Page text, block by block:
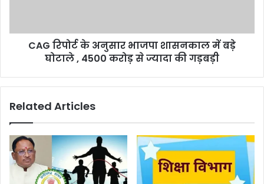
घोटाले
की
CAG रिपोर्ट के अनुसार भाजपा शासनकाल में बड़े
घोटाले , 4500 करोड़ से ज्यादा की गड़बड़ी
Related Articles